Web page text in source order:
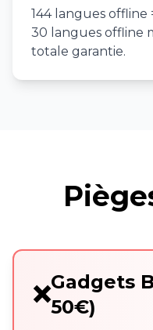
144 langues offline
30 langues offline
totale garantie.
❌Gadgets
50€)